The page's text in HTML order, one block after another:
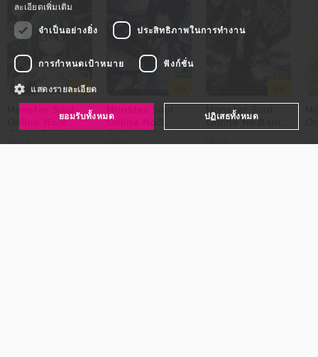
จบ
Online No.9
มังกรพยัคฆ์
Online No.5
รัตติกาลนิรันดร์
Monster Soul
Online No.8 นคร
ไร้ขอบเขต
ละเอียดเพิ่มเติม
จำเป็นอย่างยิ่ง
ประสิทธิภาพในการทำงาน
การกำหนดเป้าหมาย ฟังก์ชั่น
แสดงรายละเอียด
ยอมรับทั้งหมด ปฏิเสธทั้งหมด